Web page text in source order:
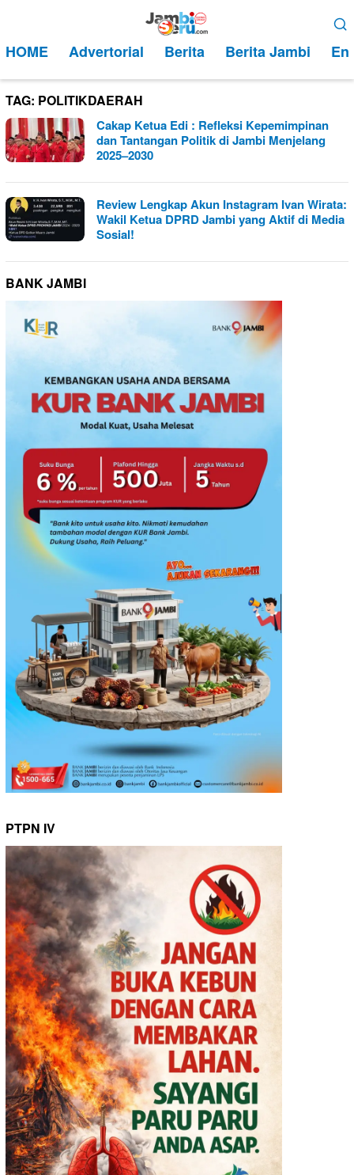
kontenMobile
HOME Advertorial Berita Berita Jambi
TAG: POLITIKDAERAH
Cakap Ketua Edi : Refleksi Kepemimpinan
dan Tantangan Politik di Jambi Menjelang
2025–2030
Review Lengkap Akun Instagram Ivan Wirata:
Wakil Ketua DPRD Jambi yang Aktif di Media
Sosial!
BANK JAMBI
PTPN IV